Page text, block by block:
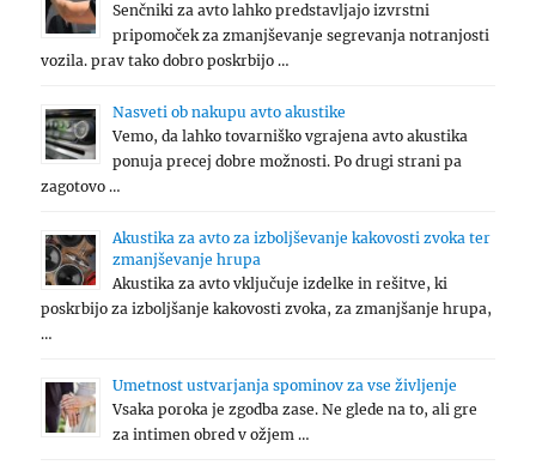
Senčniki za avto lahko predstavljajo izvrstni
pripomoček za zmanjševanje segrevanja notranjosti
vozila. prav tako dobro poskrbijo …
Nasveti ob nakupu avto akustike
Vemo, da lahko tovarniško vgrajena avto akustika
ponuja precej dobre možnosti. Po drugi strani pa
zagotovo …
Akustika za avto za izboljševanje kakovosti zvoka ter
zmanjševanje hrupa
Akustika za avto vključuje izdelke in rešitve, ki
poskrbijo za izboljšanje kakovosti zvoka, za zmanjšanje hrupa,
…
Umetnost ustvarjanja spominov za vse življenje
Vsaka poroka je zgodba zase. Ne glede na to, ali gre
za intimen obred v ožjem …